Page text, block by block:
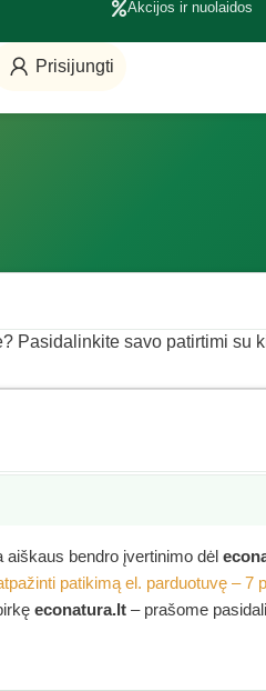
Akcijos ir nuolaidos
Prisijungti
Pasidalinkite savo patirtimi su
aiškaus bendro įvertinimo dėl
patikimą el. parduotuvę – 7
econatura.lt – prašome